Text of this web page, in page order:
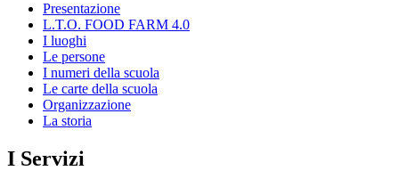
Presentazione
L.T.O. FOOD FARM 4.0
I luoghi
Le persone
I numeri della scuola
Le carte della scuola
Organizzazione
La storia
I Servizi